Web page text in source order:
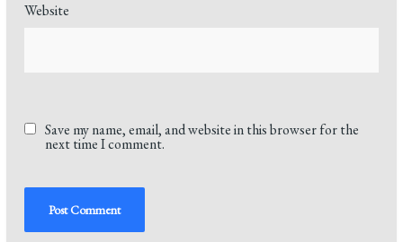
Website
Save my name, email, and website in this browser for the
next time I comment.